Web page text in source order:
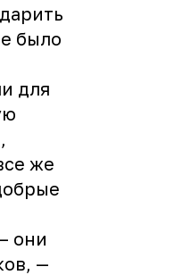
было
для
же
они
—